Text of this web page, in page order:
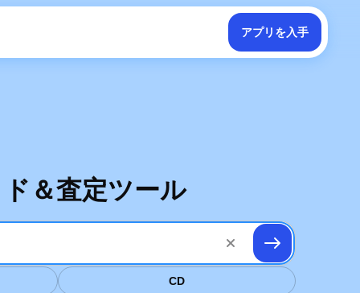
アプリを入手
＆査定ツール
CD